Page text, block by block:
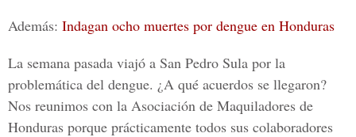
Además: Indagan ocho muertes por dengue en Honduras
La semana pasada viajó a San Pedro Sula por la
problemática del dengue. ¿A qué acuerdos se llegaron?
Nos reunimos con la Asociación de Maquiladores de
Honduras porque prácticamente todos sus colaboradores